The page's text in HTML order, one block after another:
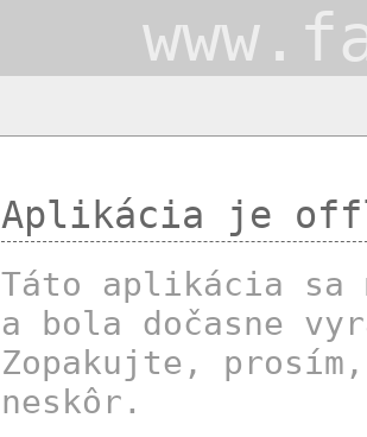
Aplikácia je
Táto aplikácia sa
a bola dočasne
Zopakujte,
neskôr.